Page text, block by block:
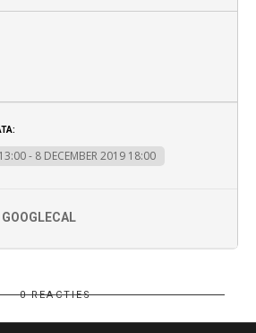
- 8 DECEMBER 2019 18:00
GOOGLECAL
0 REACTIES